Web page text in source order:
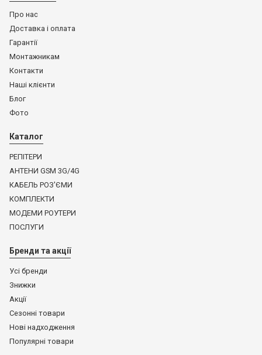
Про нас
Доставка і оплата
Гарантії
Монтажникам
Контакти
Наші клієнти
Блог
Фото
Каталог
РЕПІТЕРИ
АНТЕНИ GSM 3G/4G
КАБЕЛЬ РОЗ'ЄМИ
КОМПЛЕКТИ
МОДЕМИ РОУТЕРИ
ПОСЛУГИ
Бренди та акції
Усі бренди
Знижки
Акції
Сезонні товари
Нові надходження
Популярні товари